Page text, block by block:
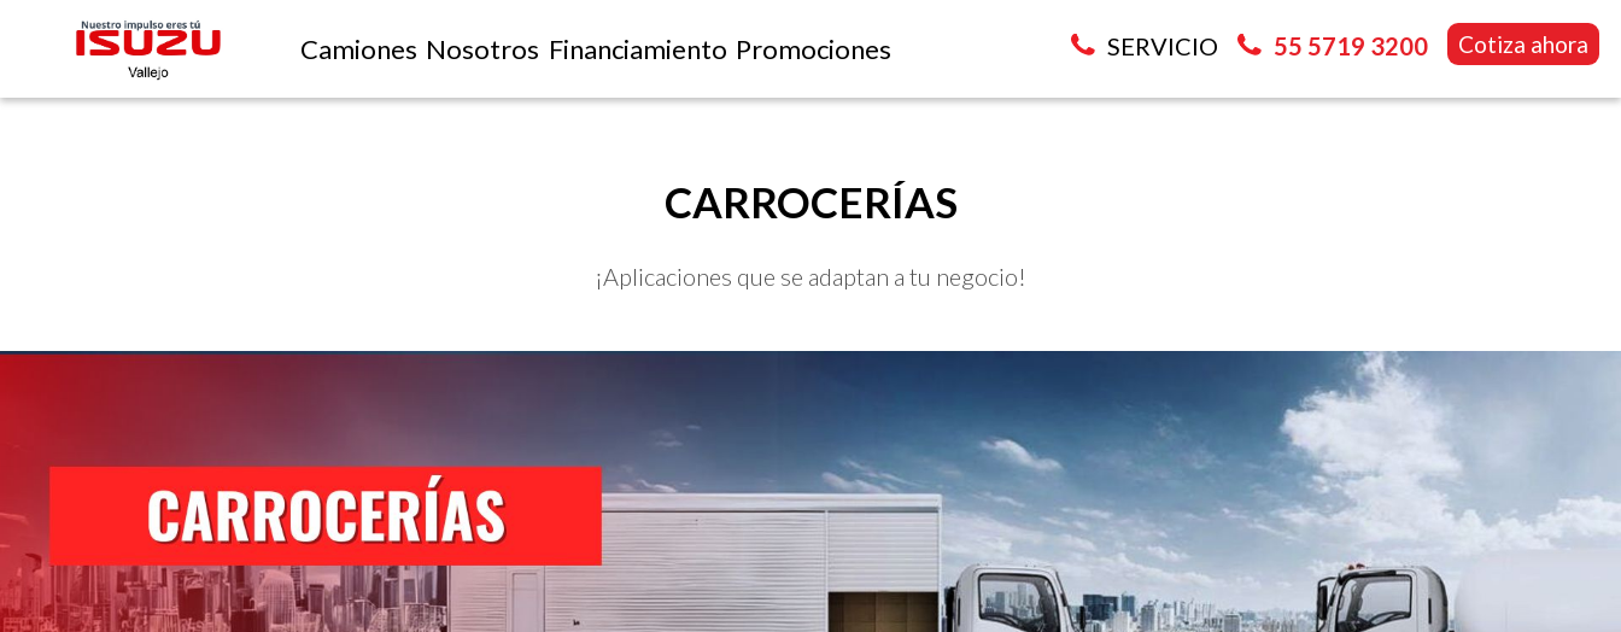
Camiones Nosotros Financiamiento Promociones SERVICIO 55 5719 3200 Cotiza ahora
CARROCERÍAS
¡Aplicaciones que se adaptan a tu negocio!